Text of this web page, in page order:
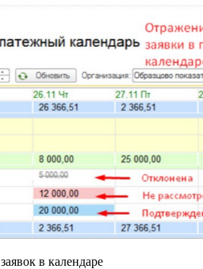
в календаре